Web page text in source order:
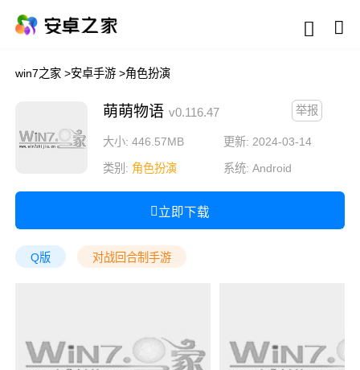
win7之家 >安卓手游 >角色扮演
萌萌物语 v0.116.47 举报
大小: 446.57MB 更新: 2024-03-14
类别: 角色扮演 系统:Android
立即下载
Q版 对战回合制手游